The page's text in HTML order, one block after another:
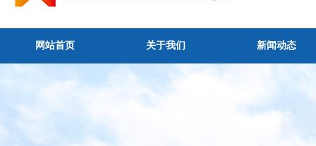
网站首页 关于我们 新闻动态